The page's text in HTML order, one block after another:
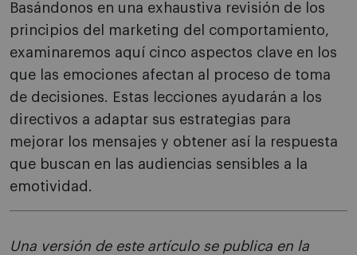
Basándonos en una exhaustiva revisión de los
principios del marketing del comportamiento,
examinaremos aquí cinco aspectos clave en los
que las emociones afectan al proceso de toma
de decisiones. Estas lecciones ayudarán a los
directivos a adaptar sus estrategias para
mejorar los mensajes y obtener así la respuesta
que buscan en las audiencias sensibles a la
emotividad.
Una versión de este artículo se publica en la